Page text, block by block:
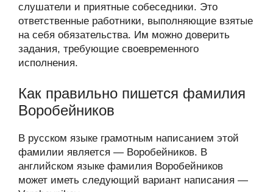
слушатели и приятные собеседники. Это
ответственные работники, выполняющие взятые
на себя обязательства. Им можно доверить
задания, требующие своевременного
исполнения.
Как правильно пишется фамилия
Воробейников
В русском языке грамотным написанием этой
фамилии является — Воробейников. В
английском языке фамилия Воробейников
может иметь следующий вариант написания —